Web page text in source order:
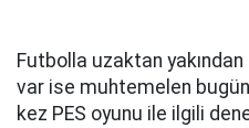
Futbolla uzaktan
var ise muhtemelen
kez PES oyunu ile ilgili